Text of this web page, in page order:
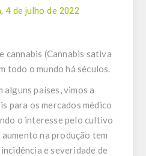
4 de julho de 2022
cannabis (Cannabis sativa
todo o mundo há séculos.
alguns países, vimos a
para os mercados médico
o interesse pelo cultivo
na produção tem
e severidade de